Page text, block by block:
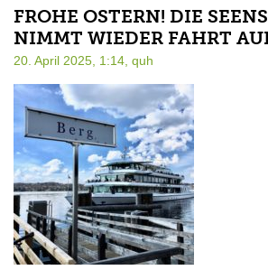
FROHE OSTERN! DIE
NIMMT WIEDER FAHRT
20. April 2025, 1:14, quh